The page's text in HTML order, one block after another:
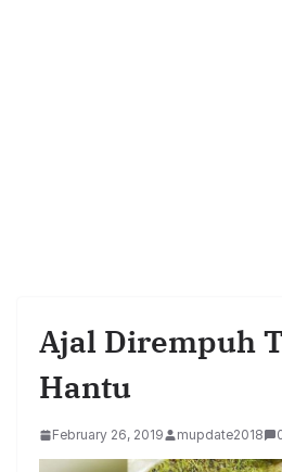
Ajal Dirempuh
Hantu
February 26, 2019 mupdate2018